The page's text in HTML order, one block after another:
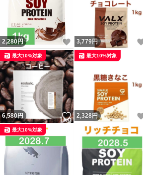
2,280円 いいね！
3,779円
6,580円 いいね！
最大10%対象
2,328円
最大10%対象
最大10%対象